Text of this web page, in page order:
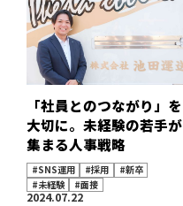
「社員とのつながり」を
大切に。未経験の若手が
集まる人事戦略
#SNS運用 #採用
#新卒
#未経験
#面接
2024.07.22